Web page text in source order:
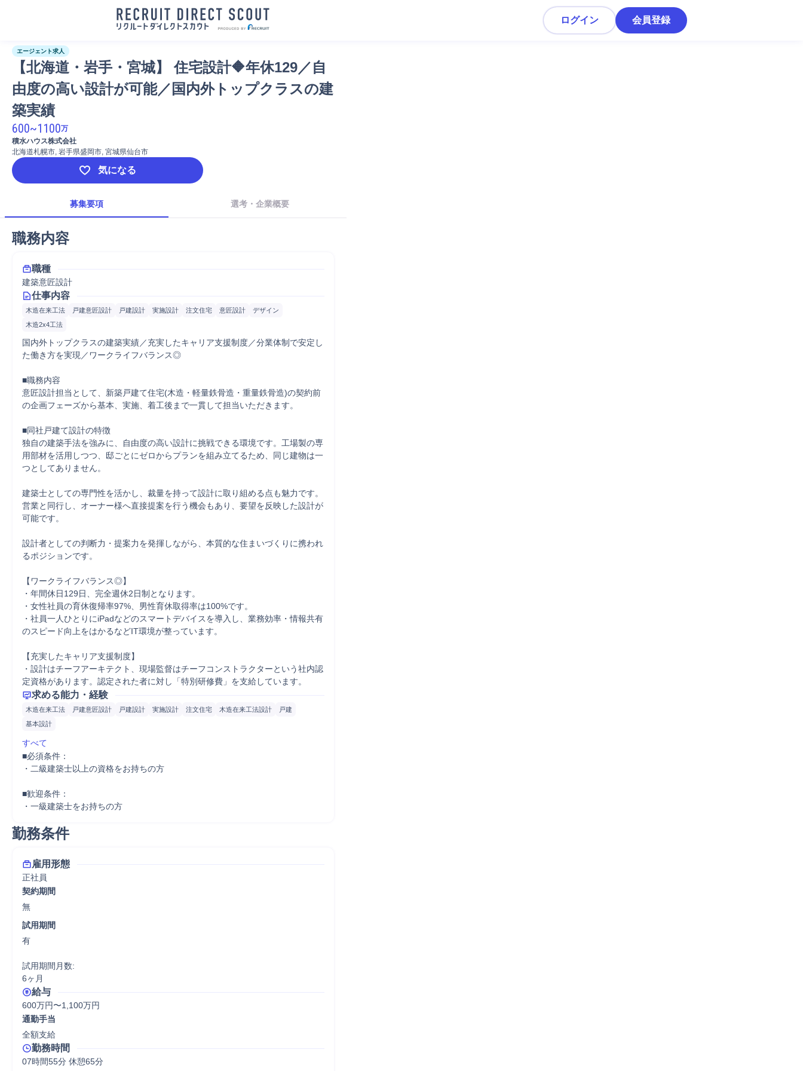
ログイン 会員登録
エージェント求人
【北海道・岩手・宮城】 住宅設計🔶年休129／自
由度の高い設計が可能／国内外トップクラスの建
築実績
600~1100万
積水ハウス株式会社
北海道札幌市, 岩手県盛岡市, 宮城県仙台市
気になる
募集要項 選考・企業概要
職務内容
職種
建築意匠設計
仕事内容
木造在来工法 戸建意匠設計 戸建設計 実施設計 注文住宅 意匠設計
デザイン
木造2x4工法
国内外トップクラスの建築実績／充実したキャリア支援制度／分業体制で安定し
た働き方を実現／ワークライフバランス◎
■職務内容
意匠設計担当として、新築戸建て住宅(木造・軽量鉄骨造・重量鉄骨造)の契約前
の企画フェーズから基本、実施、着工後まで一貫して担当いただきます。
■同社戸建て設計の特徴
独自の建築手法を強みに、自由度の高い設計に挑戦できる環境です。工場製の専
用部材を活用しつつ、邸ごとにゼロからプランを組み立てるため、同じ建物は一
つとしてありません。
建築士としての専門性を活かし、裁量を持って設計に取り組める点も魅力です。
営業と同行し、オーナー様へ直接提案を行う機会もあり、要望を反映した設計が
可能です。
設計者としての判断力・提案力を発揮しながら、本質的な住まいづくりに携われ
るポジションです。
【ワークライフバランス◎】
・年間休日129日、完全週休2日制となります。
・女性社員の育休復帰率97%、男性育休取得率は100%です。
・社員一人ひとりにiPadなどのスマートデバイスを導入し、業務効率・情報共有
のスピード向上をはかるなどIT環境が整っています。
【充実したキャリア支援制度】
・設計はチーフアーキテクト、現場監督はチーフコンストラクターという社内認
定資格があります。認定された者に対し「特別研修費」を支給しています。
求める能力・経験
木造在来工法 戸建意匠設計 戸建設計 実施設計 注文住宅 木造在来工法設計
戸建
基本設計
すべて
■必須条件：
・二級建築士以上の資格をお持ちの方
■歓迎条件：
・一級建築士をお持ちの方
勤務条件
雇用形態
正社員
契約期間
無
試用期間
有
試用期間月数:
6ヶ月
給与
600万円〜1,100万円
通勤手当
全額支給
勤務時間
07時間55分 休憩65分